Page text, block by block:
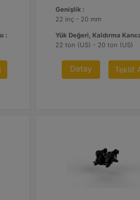
:
Genişlik :
22 inç - 20 mm
Yük Değeri, Kaldırma
22 ton (US) - 20 ton (US)
Detay Teklif